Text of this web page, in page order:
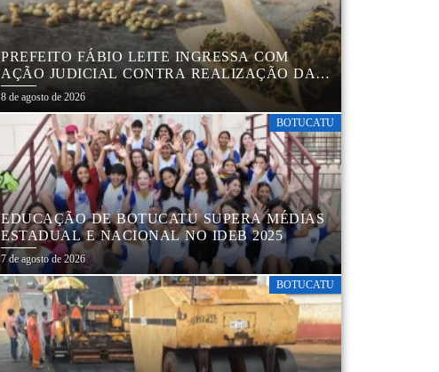
PREFEITO FÁBIO LEITE INGRESSA COM
AÇÃO JUDICIAL CONTRA REALIZAÇÃO DA
MARCHA DA MACONHA EM BOTUCATU
8 de agosto de 2026
BOTUCATU
EDUCAÇÃO DE BOTUCATU SUPERA MÉDIAS
ESTADUAL E NACIONAL NO IDEB 2025
7 de agosto de 2026
BOTUCATU